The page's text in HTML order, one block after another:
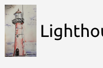
Naar
de
inhoud
springen